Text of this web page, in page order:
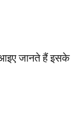
जानते हैं इसके